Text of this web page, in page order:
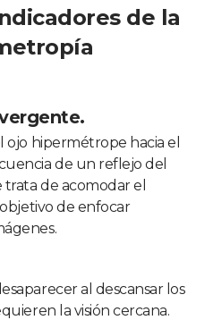
de la
ojo hipermétrope hacia el
de un reflejo del
de acomodar el
de enfocar
al descansar los
la visión cercana.